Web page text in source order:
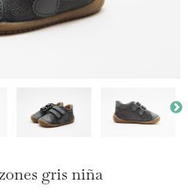
gris niña